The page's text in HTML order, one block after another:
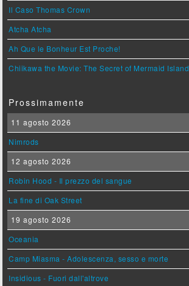
Il Caso Thomas Crown
Atcha Atcha
Ah Que le Bonheur Est Proche!
Chiikawa the Movie: The Secret of Mermaid Island
Prossimamente
11 agosto 2026
Nimrods
12 agosto 2026
Robin Hood - Il prezzo del sangue
La fine di Oak Street
19 agosto 2026
Oceania
Camp Miasma - Adolescenza, sesso e morte
Insidious - Fuori dall'altrove